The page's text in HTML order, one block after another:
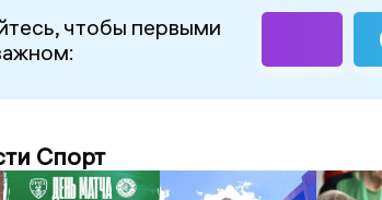
чтобы первыми
Спорт